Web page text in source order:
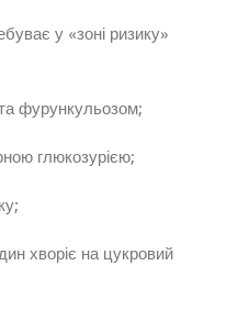
у «зоні ризику»
фурункульозом;
глюкозурією;
хворіє на цукровий